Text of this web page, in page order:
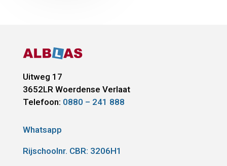
Uitweg 17
3652LR Woerdense Verlaat
Telefoon: 0880 – 241 888
Whatsapp
Rijschoolnr. CBR: 3206H1